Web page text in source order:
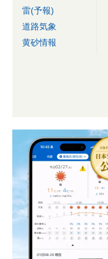
雷(予報)
道路気象
黄砂情報